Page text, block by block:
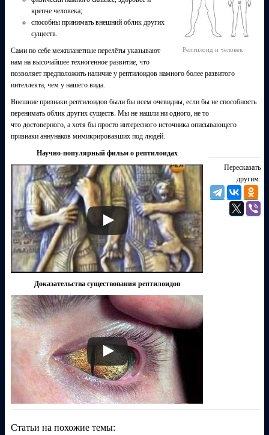
Рептилоид и человек
крепче человека;
способны принимать внешний облик других
существ.
Сами по себе межпланетные перелёты указывают
нам на высочайшее техногенное развитие, что
позволяет предположить наличие у рептилоидов намного более развитого
интеллекта, чем у нашего вида.
Внешние признаки рептилоидов были бы всем очевидны, если бы не способность
перенимать облик других существ. Мы не нашли ни одного, не то
что достоверного, а хотя бы просто интересного источника описывающего
признаки аннунаков мимикрировавших под людей.
Научно-популярный фильм о рептилоидах
Доказательства существования рептилоидов
Пересказать
другим:
Статьи на похожие темы: